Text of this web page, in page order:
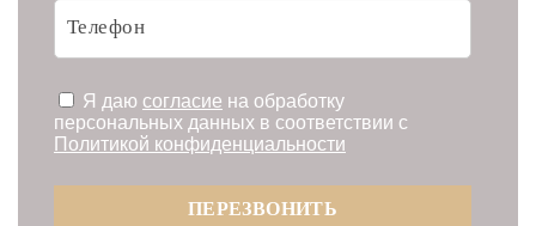
Я даю согласие на обработку
персональных данных в соответствии с
Политикой конфиденциальности
ПЕРЕЗВОНИТЬ